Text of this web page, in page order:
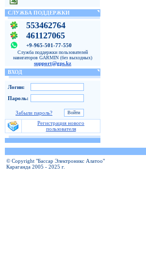
СЛУЖБА ПОДДЕРЖКИ
553462764
461127065
+9-965-501-77-550
Служба поддержки пользователей
навигаторов GARMIN (без выходных)
support@gps.kz
ВХОД
Логин:
Пароль:
Забыли пароль?
Регистрация нового
пользователя
© Copyright "Бассар Электроникс Алатоо"
Караганда 2005 - 2025 г.